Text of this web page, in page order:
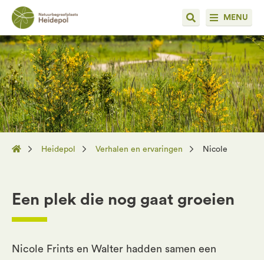
MENU
Heidepol Verhalen en ervaringen Nicole
Een plek die nog gaat groeien
Nicole Frints en Walter hadden samen een